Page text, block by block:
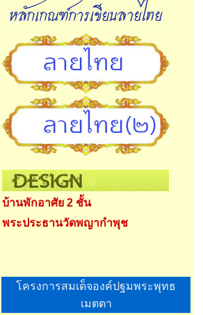
บ้านพักอาศัย 2 ชั้น
พระประธานวัดพญากำพุช
โครงการสมเด็จองค์ปฐมพระพุทธ
เมตตา